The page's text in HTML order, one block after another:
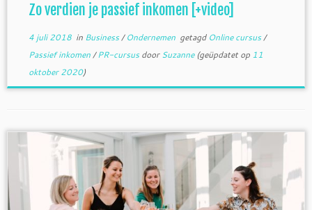
Zo verdien je passief inkomen [+video]
4 juli 2018in Business/Ondernemen getagd Online cursus/
Passief inkomen/PR-cursusdoorSuzanne(geüpdatet op 11
oktober 2020)